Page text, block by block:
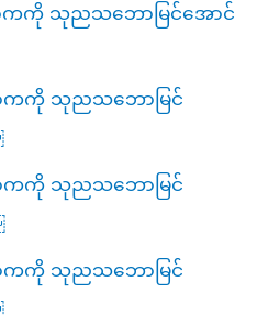
ာကကို သုညသဘောမြင်အောင်
ာကကို သုညသဘောမြင်
ာကကို သုညသဘောမြင်
ာကကို သုညသဘောမြင်